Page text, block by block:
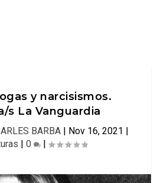
y narcisismos.
s La Vanguardia
BARBA | Nov 16, 2021 |
| 0 |